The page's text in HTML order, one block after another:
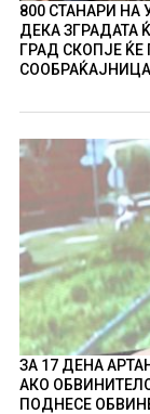
800 СТАНАРИ НА
ДЕКА ЗГРАДАТА
ГРАД СКОПЈЕ
СООБРАЌАЈНИЦА
ЗА 17 ДЕНА
АКО
ПОДНЕСЕ